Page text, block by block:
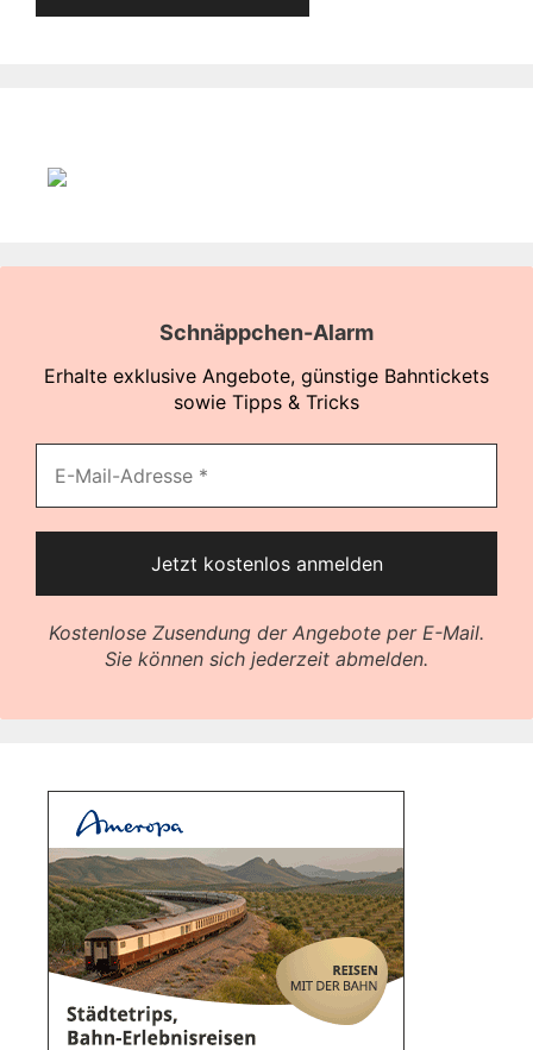
Schnäppchen-Alarm
Erhalte exklusive Angebote, günstige Bahntickets
sowie Tipps & Tricks
Kostenlose Zusendung der Angebote per E-Mail.
Sie können sich jederzeit abmelden.